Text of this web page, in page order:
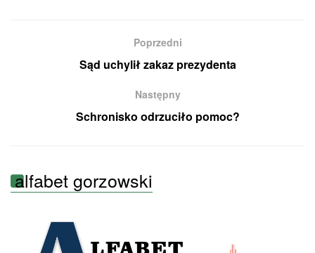
Poprzedni
Sąd uchylił zakaz prezydenta
Następny
Schronisko odrzuciło pomoc?
alfabet gorzowski